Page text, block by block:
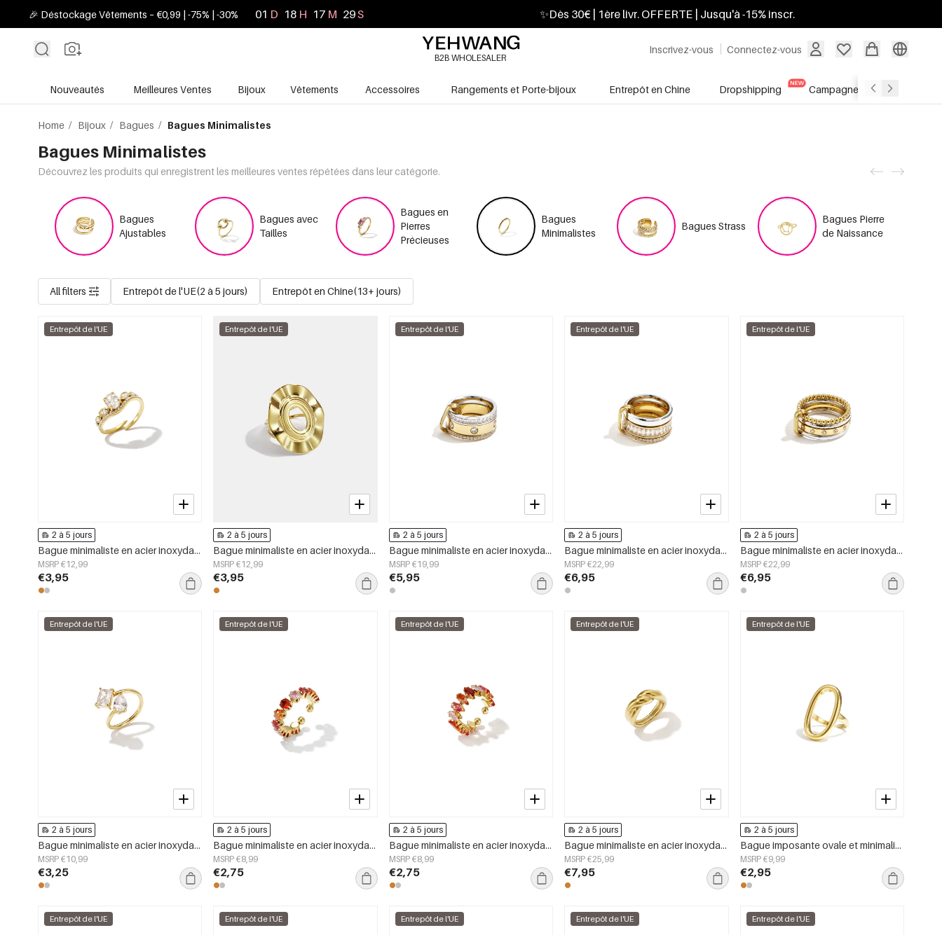
🎉 Déstockage Vêtements – €0,99 | -75% | -30% 01 D 18 H 17 M 28S ✨Dès 30€ | 1ère livr. OFFERTE | Jusqu'à -15% inscr.
Inscrivez-vous Connectez-vous
B2B WHOLESALER
Nouveautés Meilleures Ventes Bijoux Vêtements Accessoires Rangements et Porte-bijoux Entrepôt en Chine Dropshipping Campagnes Soldes
Home / Bijoux / Bagues / Bagues Minimalistes
Bagues Minimalistes
Découvrez les produits qui enregistrent les meilleures ventes répétées dans leur catégorie.
Bagues
Ajustables
Bagues avec
Tailles
Bagues en
Pierres
Précieuses
Bagues
Minimalistes
Bagues Strass
Bagues Pierre
de Naissance
All filters Entrepôt de l'UE(2 à 5 jours) Entrepôt en Chine(13+ jours)
Entrepôt de l'UE
2 à 5 jours
Bague minimaliste en acier inoxydable, forme elliptique, collection Simple Daily Simple, bijoux pour femmes
MSRP €12,99
€3,95
Entrepôt de l'UE
2 à 5 jours
Bague minimaliste en acier inoxydable, forme irrégulière, collection Simple Daily Simple, bijoux pour femmes
MSRP €12,99
€3,95
Entrepôt de l'UE
2 à 5 jours
Bague minimaliste en acier inoxydable, style cercle, collection Daily Simple, bijoux pour femmes
MSRP €19,99
€5,95
Entrepôt de l'UE
2 à 5 jours
Bague minimaliste en acier inoxydable, style cercle, collection Daily Simple, bijoux pour femmes
MSRP €22,99
€6,95
Entrepôt de l'UE
2 à 5 jours
Bague minimaliste en acier inoxydable, style cercle, collection Daily Simple, bijoux pour femmes
MSRP €22,99
€6,95
Entrepôt de l'UE
2 à 5 jours
Bague minimaliste en acier inoxydable, forme elliptique, collection Simple Daily Simple, bijoux pour femmes
MSRP €10,99
€3,25
Entrepôt de l'UE
2 à 5 jours
Bague minimaliste en acier inoxydable, style cercle, collection Daily Simple, bijoux pour femmes
MSRP €8,99
€2,75
Entrepôt de l'UE
2 à 5 jours
Bague minimaliste en acier inoxydable, forme elliptique, collection simple et décontractée pour femme.
MSRP €8,99
€2,75
Entrepôt de l'UE
2 à 5 jours
Bague minimaliste en acier inoxydable, style cercle, collection Daily Simple, bijoux pour femmes
MSRP €25,99
€7,95
Entrepôt de l'UE
2 à 5 jours
Bague imposante ovale et minimaliste
MSRP €9,99
€2,95
Entrepôt de l'UE Entrepôt de l'UE Entrepôt de l'UE Entrepôt de l'UE Entrepôt de l'UE